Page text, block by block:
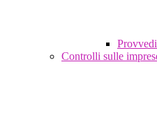
Controlli sulle